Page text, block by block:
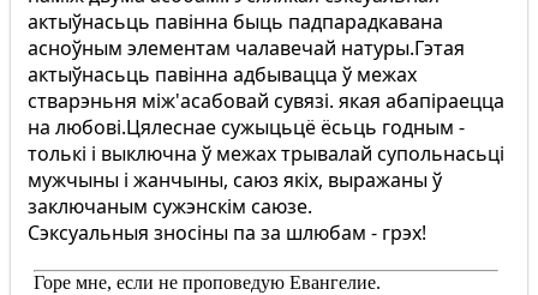
актыўнасьць павінна быць падпарадкавана
асноўным элементам чалавечай натуры.Гэтая
актыўнасьць павінна адбывацца ў межах
стварэньня між'асабовай сувязі. якая абапіраецца
на любові.Цялеснае сужыцьцё ёсьць годным -
толькі і выключна ў межах трывалай супольнасьці
мужчыны і жанчыны, саюз якіх, выражаны ў
заключаным сужэнскім саюзе.
Сэксуальныя зносіны па за шлюбам - грэх!
Горе мне, если не проповедую Евангелие.